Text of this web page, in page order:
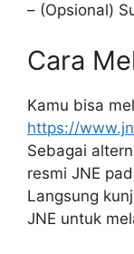
– (Opsional)
Cara
Kamu bisa
https://
Sebagai
resmi JNE
Langsung
JNE untuk